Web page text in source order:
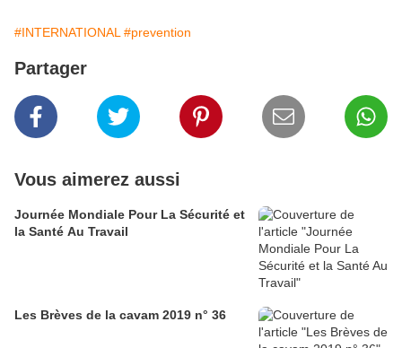
#INTERNATIONAL #prevention
Partager
Vous aimerez aussi
Journée Mondiale Pour La Sécurité et
la Santé Au Travail
Les Brèves de la cavam 2019 n° 36